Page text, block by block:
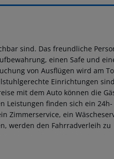
sind. Das freundliche
einen Safe und
von Ausflügen wird am
Einrichtungen sind
mit dem Auto können die
Leistungen finden sich ein 24h-
Zimmerservice, ein
werden den Fahrradverleih zu